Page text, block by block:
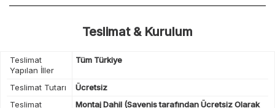
Teslimat & Kurulum
Teslimat
Yapılan İller
Tüm Türkiye
Teslimat Tutarı
Ücretsiz
Teslimat
Montaj Dahil (Savenis tarafından Ücretsiz Olarak